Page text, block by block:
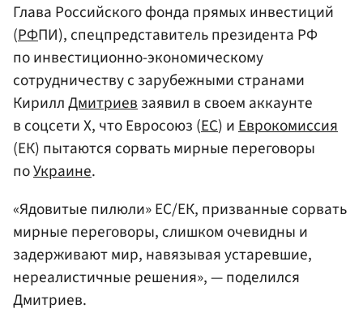
Глава Российского фонда прямых инвестиций
(РФПИ), спецпредставитель президента РФ
по инвестиционно-экономическому
сотрудничеству с зарубежными странами
КириллДмитриевзаявил в своем аккаунте
в соцсети X, что Евросоюз (ЕС) иЕврокомиссия
(ЕК) пытаются сорвать мирные переговоры
поУкраине.
«Ядовитые пилюли» ЕС/ЕК, призванные сорвать
мирные переговоры, слишком очевидны и
задерживают мир, навязывая устаревшие,
нереалистичные решения», — поделился
Дмитриев.